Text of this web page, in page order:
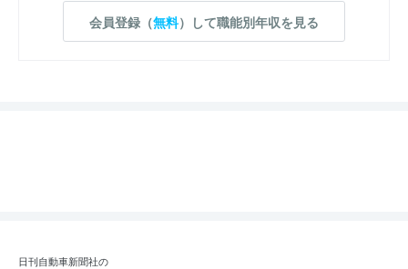
会員登録（無料）して職能別年収を見る
日刊自動車新聞社の